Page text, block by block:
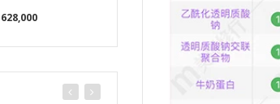
628,000 604,000